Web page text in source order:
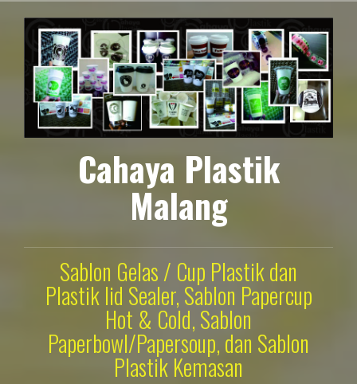
konten
Cahaya Plastik
Malang
Sablon Gelas / Cup Plastik dan
Plastik lid Sealer, Sablon Papercup
Hot & Cold, Sablon
Paperbowl/Papersoup, dan Sablon
Plastik Kemasan